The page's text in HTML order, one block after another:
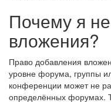
Почему я
вложения?
Право добавления
уровне форума, группы
конференции может не
определённых форумах.